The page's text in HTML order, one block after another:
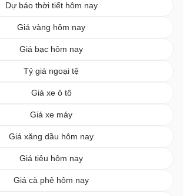
Dự báo thời tiết hôm nay
Giá vàng hôm nay
Giá bạc hôm nay
Tỷ giá ngoại tệ
Giá xe ô tô
Giá xe máy
Giá xăng dầu hôm nay
Giá tiêu hôm nay
Giá cà phê hôm nay